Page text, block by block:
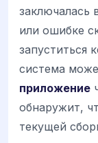
заключалась
или ошибке
запуститься
система
приложение
обнаружит,
текущей